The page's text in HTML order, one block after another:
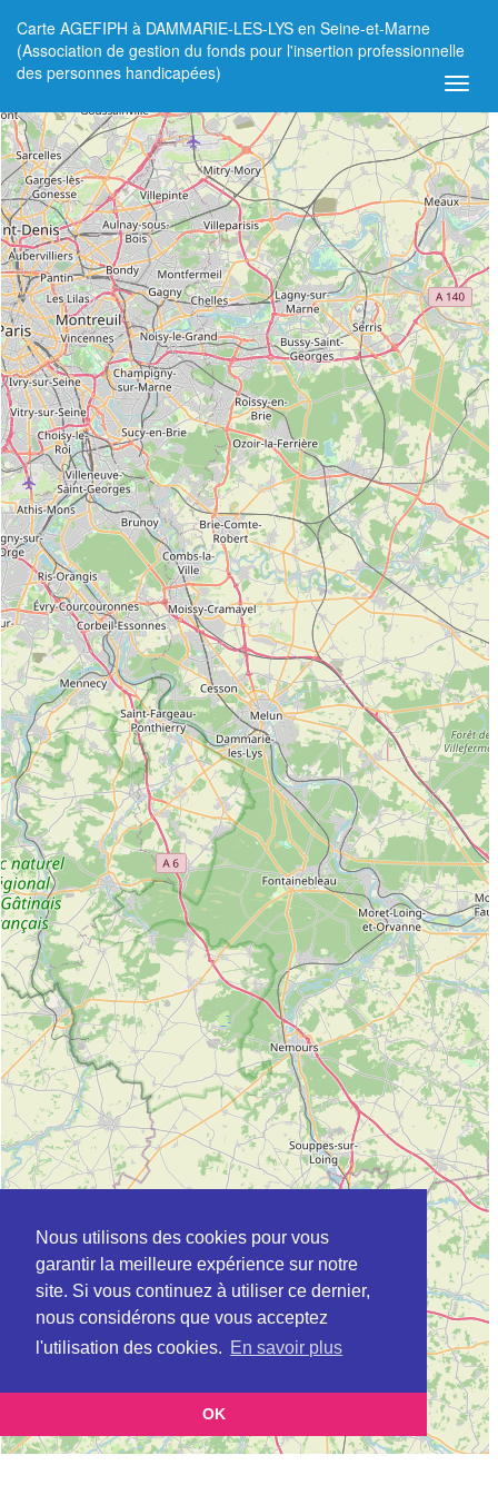
Nous utilisons des cookies pour vous
garantir la meilleure expérience sur notre
site. Si vous continuez à utiliser ce dernier,
nous considérons que vous acceptez
l'utilisation des cookies. En savoir plus
OK
Carte AGEFIPH à DAMMARIE-LES-LYS en Seine-et-Marne
(Association de gestion du fonds pour l'insertion professionnelle
des personnes handicapées)
+
−